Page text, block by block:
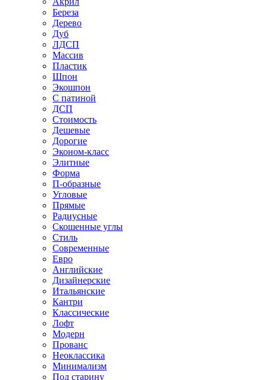
Береза
Дерево
Дуб
ЛДСП
Массив
Пластик
Шпон
Экошпон
С патиной
ДСП
Стоимость
Дешевые
Дорогие
Эконом-класс
Элитные
Форма
П-образные
Угловые
Прямые
Радиусные
Скошенные углы
Стиль
Современные
Евро
Английские
Дизайнерские
Итальянские
Кантри
Классические
Лофт
Модерн
Прованс
Неоклассика
Минимализм
Под старину